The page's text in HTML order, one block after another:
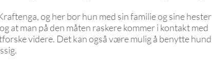
og her bor hun med sin familie og sine hester
at man på den måten raskere kommer i kontakt med
videre. Det kan også være mulig å benytte hund